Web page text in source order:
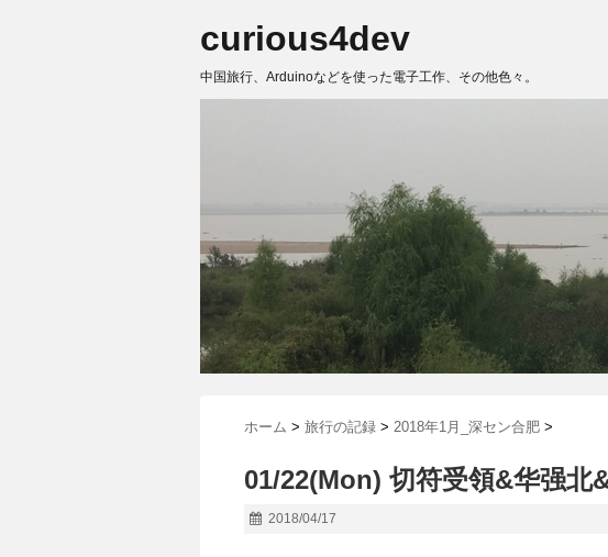
curious4dev
中国旅行、Arduinoなどを使った電子工作、その他色々。
ホーム > 旅行の記録 > 2018年1月_深セン合肥 >
01/22(Mon) 切符受領&华强北
2018/04/17